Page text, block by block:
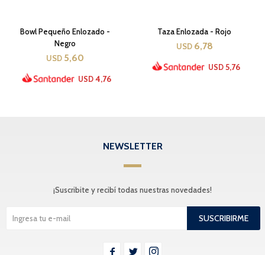
Bowl Pequeño Enlozado -
Negro
USD 5,60
USD 4,76
Taza Enlozada - Rojo
USD 6,78
USD 5,76
NEWSLETTER
¡Suscribite y recibí todas nuestras novedades!
SUSCRIBIRME
  